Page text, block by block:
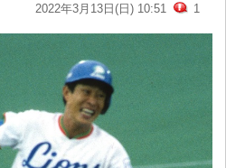
2022年3月13日(日) 10:51 1